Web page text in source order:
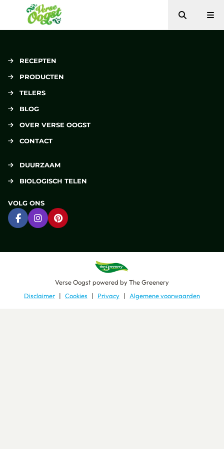
Verse Oogst
Zoeken
RECEPTEN
PRODUCTEN
TELERS
BLOG
OVER VERSE OOGST
CONTACT
DUURZAAM
BIOLOGISCH TELEN
VOLG ONS
Ga naar Facebook
Ga naar Instagram
Ga naar Pinterest
Verse Oogstpowered byThe Greenery
Disclaimer
Cookies Privacy Algemene voorwaarden